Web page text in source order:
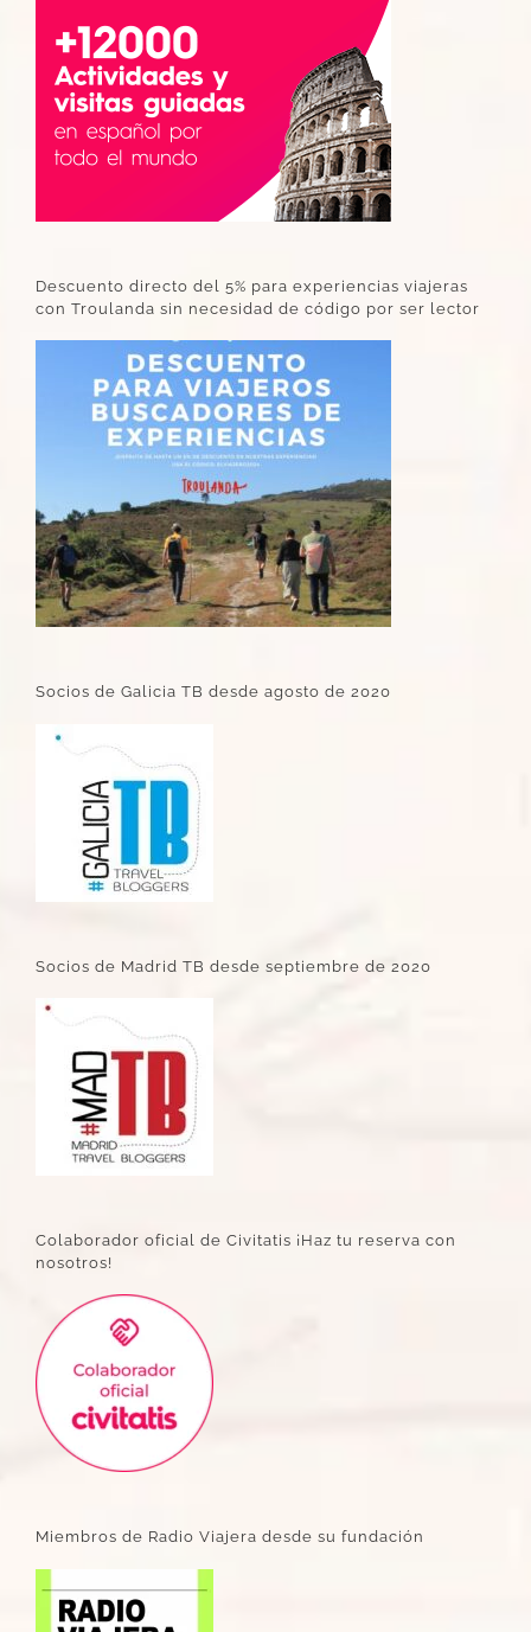
Descuento directo del 5% para experiencias viajeras
con Troulanda sin necesidad de código por ser lector
Socios de Galicia TB desde agosto de 2020
Socios de Madrid TB desde septiembre de 2020
Colaborador oficial de Civitatis ¡Haz tu reserva con
nosotros!
Miembros de Radio Viajera desde su fundación